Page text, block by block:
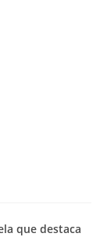
que destaca